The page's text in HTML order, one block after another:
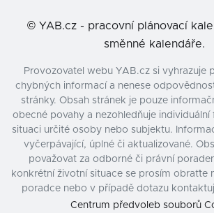
© YAB.cz - pracovní plánovací
směnné kalendáře.
Provozovatel webu YAB.cz si vyhrazuje
chybných informací a nenese
stránky. Obsah stránek je pouze
obecné povahy a nezohledňuje individuální
situaci určité osoby nebo subjektu.
vyčerpávající, úplné či aktualizované.
považovat za odborné či právní
konkrétní životní situace se prosím obraťte
poradce nebo v případě dotazu
Centrum předvoleb souborů